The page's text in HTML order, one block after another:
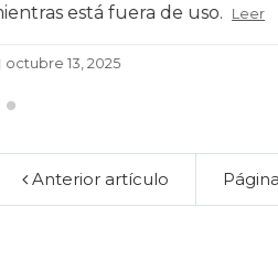
está fuera de uso.Leer
13, 2025
Anterior artículo